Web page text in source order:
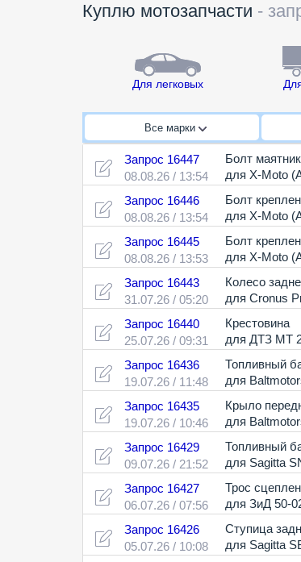
Куплю мотозапчасти -
Для легковых
Все марки
Запрос 16447
08.08.26 / 13:54
Болт
для X-Moto
Запрос 16446
08.08.26 / 13:54
Болт
для X-Moto
Запрос 16445
08.08.26 / 13:53
Болт
для X-Moto
Запрос 16443
31.07.26 / 05:20
Колесо
Запрос 16440
25.07.26 / 09:31
Крестовина
для ДТЗ МТ
Запрос 16436
19.07.26 / 11:48
Топливный
для
Запрос 16435
19.07.26 / 10:46
Крыло
для
Запрос 16429
09.07.26 / 21:52
Топливный
для Sagitta
Запрос 16427
06.07.26 / 07:56
Трос
для ЗиД 50-
Запрос 16426
05.07.26 / 10:08
Ступица
для Sagitta